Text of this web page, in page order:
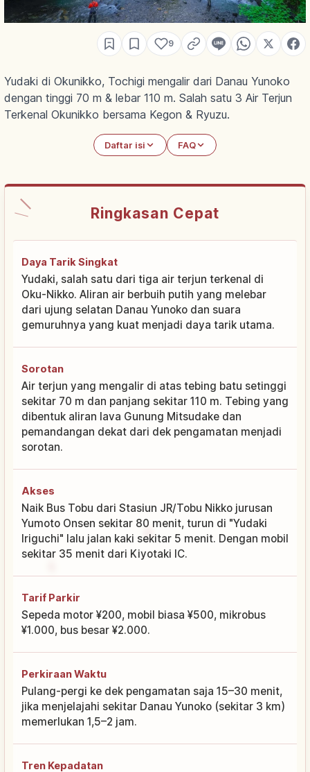
9
Yudaki di Okunikko, Tochigi mengalir dari Danau Yunoko
dengan tinggi 70 m & lebar 110 m. Salah satu 3 Air Terjun
Terkenal Okunikko bersama Kegon & Ryuzu.
Daftar isi FAQ
Ringkasan Cepat
Daya Tarik Singkat
Yudaki, salah satu dari tiga air terjun terkenal di
Oku-Nikko. Aliran air berbuih putih yang melebar
dari ujung selatan Danau Yunoko dan suara
gemuruhnya yang kuat menjadi daya tarik utama.
Sorotan
Air terjun yang mengalir di atas tebing batu setinggi
sekitar 70 m dan panjang sekitar 110 m. Tebing yang
dibentuk aliran lava Gunung Mitsudake dan
pemandangan dekat dari dek pengamatan menjadi
sorotan.
Akses
Naik Bus Tobu dari Stasiun JR/Tobu Nikko jurusan
Yumoto Onsen sekitar 80 menit, turun di "Yudaki
Iriguchi" lalu jalan kaki sekitar 5 menit. Dengan mobil
sekitar 35 menit dari Kiyotaki IC.
Tarif Parkir
Sepeda motor ¥200, mobil biasa ¥500, mikrobus
¥1.000, bus besar ¥2.000.
Perkiraan Waktu
Pulang-pergi ke dek pengamatan saja 15–30 menit,
jika menjelajahi sekitar Danau Yunoko (sekitar 3 km)
memerlukan 1,5–2 jam.
Tren Kepadatan